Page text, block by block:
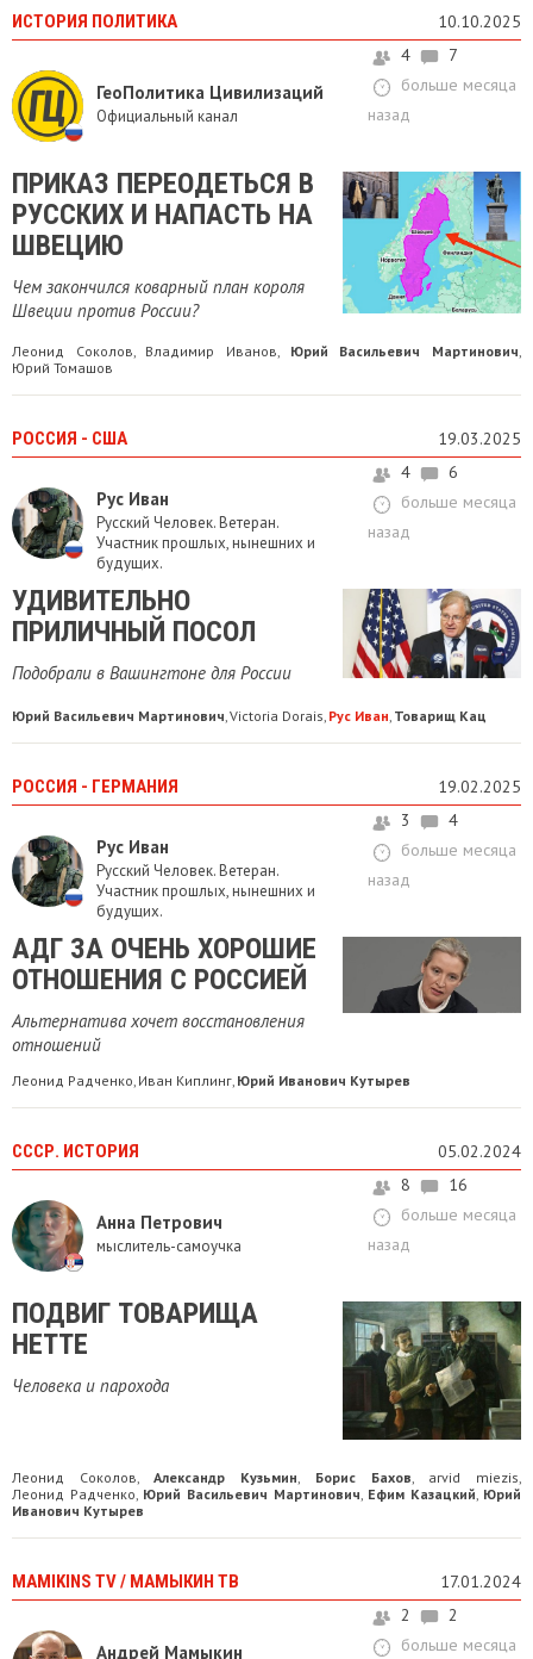
ИСТОРИЯ ПОЛИТИКА 10.10.2025
ГеоПолитика Цивилизаций
Официальный канал
4
7
больше месяца
назад
ПРИКАЗ ПЕРЕОДЕТЬСЯ В
РУССКИХ И НАПАСТЬ НА
ШВЕЦИЮ
Чем закончился коварный план короля
Швеции против России?
Леонид Соколов, Владимир Иванов, Юрий Васильевич Мартинович,
Юрий Томашов
РОССИЯ - США 19.03.2025
Рус Иван
Русский Человек. Ветеран.
Участник прошлых, нынешних и
будущих.
4
6
больше месяца
назад
УДИВИТЕЛЬНО
ПРИЛИЧНЫЙ ПОСОЛ
Подобрали в Вашингтоне для России
Юрий Васильевич Мартинович Victoria Dorais Рус Иван Товарищ Кац
РОССИЯ - ГЕРМАНИЯ 19.02.2025
Рус Иван
Русский Человек. Ветеран.
Участник прошлых, нынешних и
будущих.
3
4
больше месяца
назад
АДГ ЗА ОЧЕНЬ ХОРОШИЕ
ОТНОШЕНИЯ С РОССИЕЙ
Альтернатива хочет восстановления
отношений
Леонид Радченко Иван Киплинг Юрий Иванович Кутырев
СССР. ИСТОРИЯ 05.02.2024
Анна Петрович
мыслитель-самоучка
8
16
больше месяца
назад
ПОДВИГ ТОВАРИЩА
НЕТТЕ
Человека и парохода
Леонид Соколов,Александр Кузьмин, Борис Бахов, arvid miezis,
Леонид Радченко, Юрий Васильевич Мартинович, Ефим Казацкий, Юрий
Иванович Кутырев
MAMIKINS TV / МАМЫКИН ТВ 17.01.2024
Андрей Мамыкин
2
2
больше месяца